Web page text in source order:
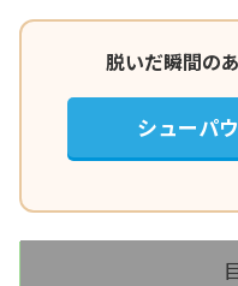
脱いだ瞬間の
シューパ